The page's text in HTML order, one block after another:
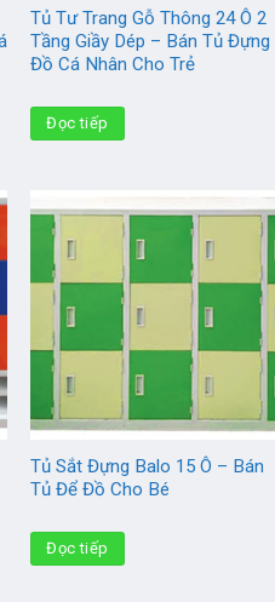
Tủ Tư Trang Gỗ Thông 24 Ô 2
Tầng Giầy Dép – Bán Tủ Đựng
Đồ Cá Nhân Cho Trẻ
Đọc tiếp
Tủ Sắt Đựng Balo 15 Ô – Bán
Tủ Để Đồ Cho Bé
Đọc tiếp